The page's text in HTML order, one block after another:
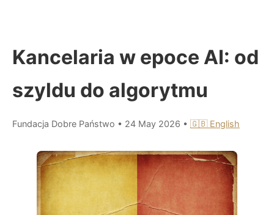
Kancelaria w epoce AI: od
szyldu do algorytmu
Fundacja Dobre Państwo • 24 May 2026 • 🇬🇧 English